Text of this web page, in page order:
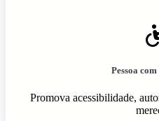
Pessoa
Promova acessibilidade,